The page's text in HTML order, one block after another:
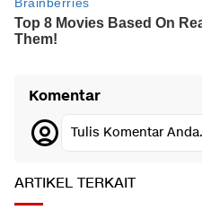
Komentar
Tulis Komentar
ARTIKEL TERKAIT